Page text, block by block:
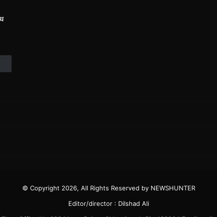
© Copyright 2026, All Rights Reserved by NEWSHUNTER
Editor/director : Dilshad Ali